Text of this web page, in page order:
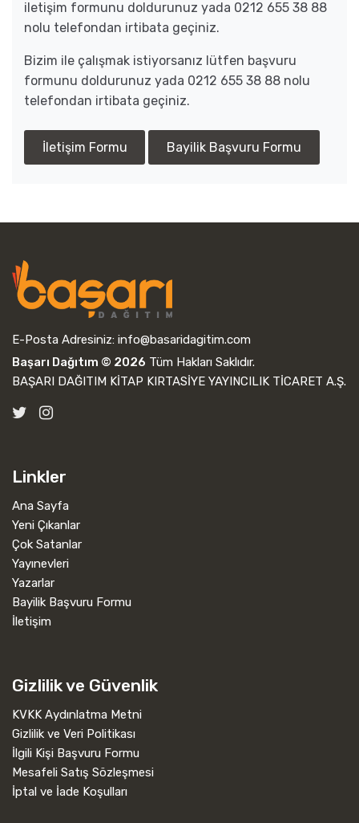
iletişim formunu doldurunuz yada 0212 655 38 88
nolu telefondan irtibata geçiniz.
Bizim ile çalışmak istiyorsanız lütfen başvuru
formunu doldurunuz yada 0212 655 38 88 nolu
telefondan irtibata geçiniz.
İletişim Formu Bayilik Başvuru Formu
E-Posta Adresiniz: info@basaridagitim.com
Başarı Dağıtım © 2026 Tüm Hakları Saklıdır.
BAŞARI DAĞITIM KİTAP KIRTASİYE YAYINCILIK TİCARET A.Ş.
Linkler
Ana Sayfa
Yeni Çıkanlar
Çok Satanlar
Yayınevleri
Yazarlar
Bayilik Başvuru Formu
İletişim
Gizlilik ve Güvenlik
KVKK Aydınlatma Metni
Gizlilik ve Veri Politikası
İlgili Kişi Başvuru Formu
Mesafeli Satış Sözleşmesi
İptal ve İade Koşulları